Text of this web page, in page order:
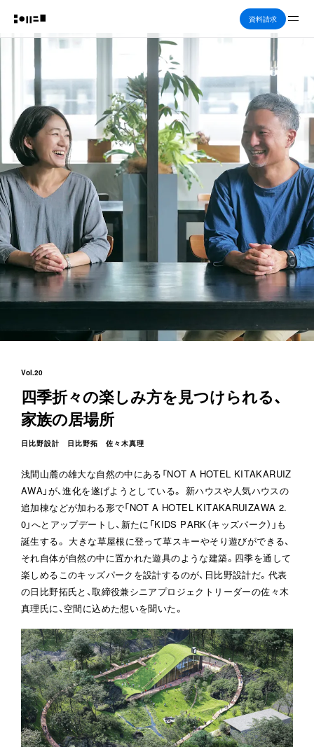
資料請求
Vol.20
四季折々の楽しみ方を見つけられる、
家族の居場所
日比野設計 日比野拓 佐々木真理
浅間山麓の雄大な自然の中にある「NOT A HOTEL KITAKARUIZ
AWA」が、進化を遂げようとしている。 新ハウスや人気ハウスの
追加棟などが加わる形で「NOT A HOTEL KITAKARUIZAWA 2.
0」へとアップデートし、新たに「KIDS PARK（キッズパーク）」も
誕生する。 大きな草屋根に登って草スキーやそり遊びができる、
それ自体が自然の中に置かれた遊具のような建築。四季を通して
楽しめるこのキッズパークを設計するのが、日比野設計だ。代表
の日比野拓氏と、取締役兼シニアプロジェクトリーダーの佐々木
真理氏に、空間に込めた想いを聞いた。